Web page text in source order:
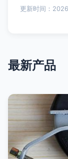
更新时间：
最新产品